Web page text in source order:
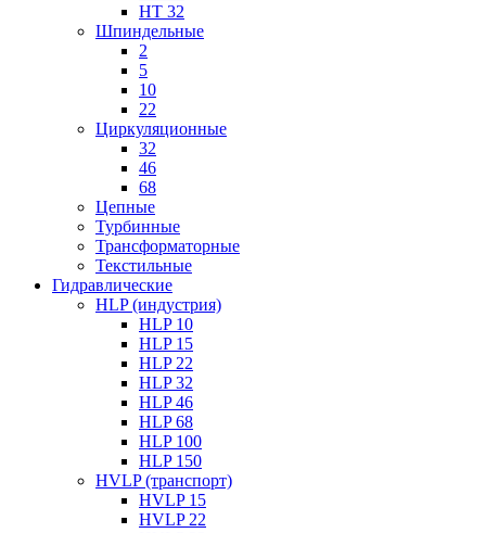
HT 32
Шпиндельные
2
5
10
22
Циркуляционные
32
46
68
Цепные
Турбинные
Трансформаторные
Текстильные
Гидравлические
HLP (индустрия)
HLP 10
HLP 15
HLP 22
HLP 32
HLP 46
HLP 68
HLP 100
HLP 150
HVLP (транспорт)
HVLP 15
HVLP 22